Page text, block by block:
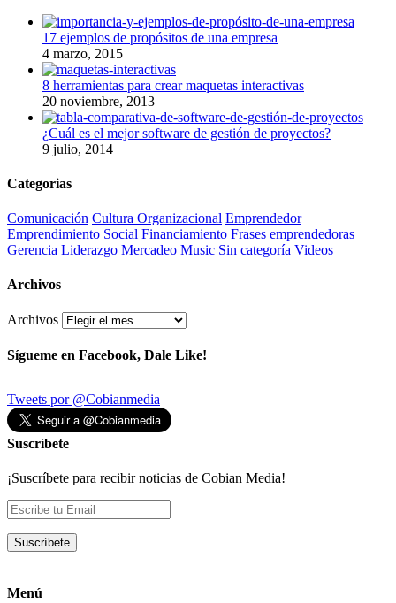
17 ejemplos de propósitos de una empresa
4 marzo, 2015
8 herramientas para crear maquetas interactivas
20 noviembre, 2013
¿Cuál es el mejor software de gestión de proyectos?
9 julio, 2014
Categorias
Comunicación Cultura Organizacional Emprendedor
Emprendimiento Social Financiamiento Frases emprendedoras
Gerencia Liderazgo Mercadeo Music Sin categoría Videos
Archivos
Archivos
Sígueme en Facebook, Dale Like!
Tweets por @Cobianmedia
Suscríbete
¡Suscríbete para recibir noticias de Cobian Media!
Menú